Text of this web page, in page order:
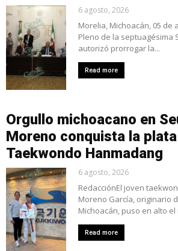
6 agosto, 2026
Morelia, Michoacán, 05 de
Pleno de la septuagésima
autorizó prorrogar la...
Read more
Orgullo michoacano en
Moreno conquista la
Taekwondo Hanmadang
6 agosto, 2026
RedacciónEl joven
Moreno García, originario
Michoacán, puso en alto el
Read more